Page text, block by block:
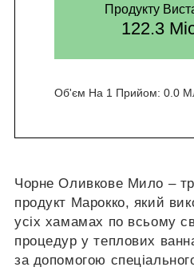
Продукту
122.3
Об'єм На 1 Прийом: 0.0
Чорне Оливкове Мило –
продукт Марокко, який
усіх хамамах по всьому
процедур у теплових
за допомогою